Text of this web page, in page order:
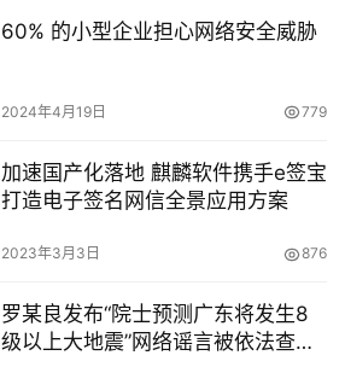
60% 的小型企业担心网络安全威胁
2024年4月19日 779
加速国产化落地 麒麟软件携手e签宝
打造电子签名网信全景应用方案
2023年3月3日 876
罗某良发布“院士预测广东将发生8
级以上大地震”网络谣言被依法查